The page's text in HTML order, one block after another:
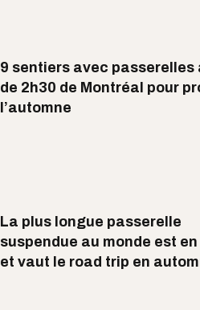
9 sentiers avec passerelles
de 2h30 de Montréal pour
l’automne
La plus longue passerelle
suspendue au monde est
et vaut le road trip en